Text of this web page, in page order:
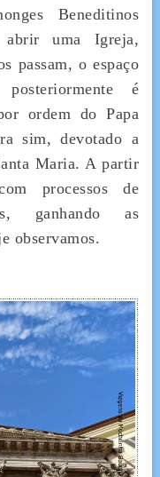
Beneditinos
abrir uma Igreja,
passam, o espaço
é
ordem do Papa
sim, devotado a
Maria. A partir
processos de
ganhando as
observamos.